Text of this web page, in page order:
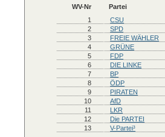
WV-Nr
Partei
1
CSU
2
SPD
3
FREIE WÄHLER
4
GRÜNE
5
FDP
6
DIE LINKE
7
BP
8
ÖDP
9
PIRATEN
10
AfD
11
LKR
12
Die PARTEI
13
V-Partei³